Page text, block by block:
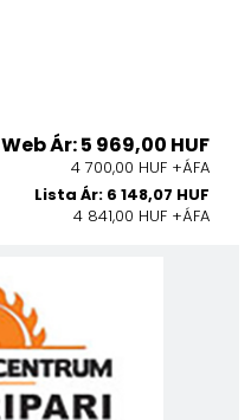
Web Ár: 5 969,00 HUF
4 700,00 HUF +ÁFA
Lista Ár: 6 148,07 HUF
4 841,00 HUF +ÁFA